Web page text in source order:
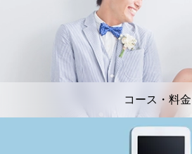
コース・料金